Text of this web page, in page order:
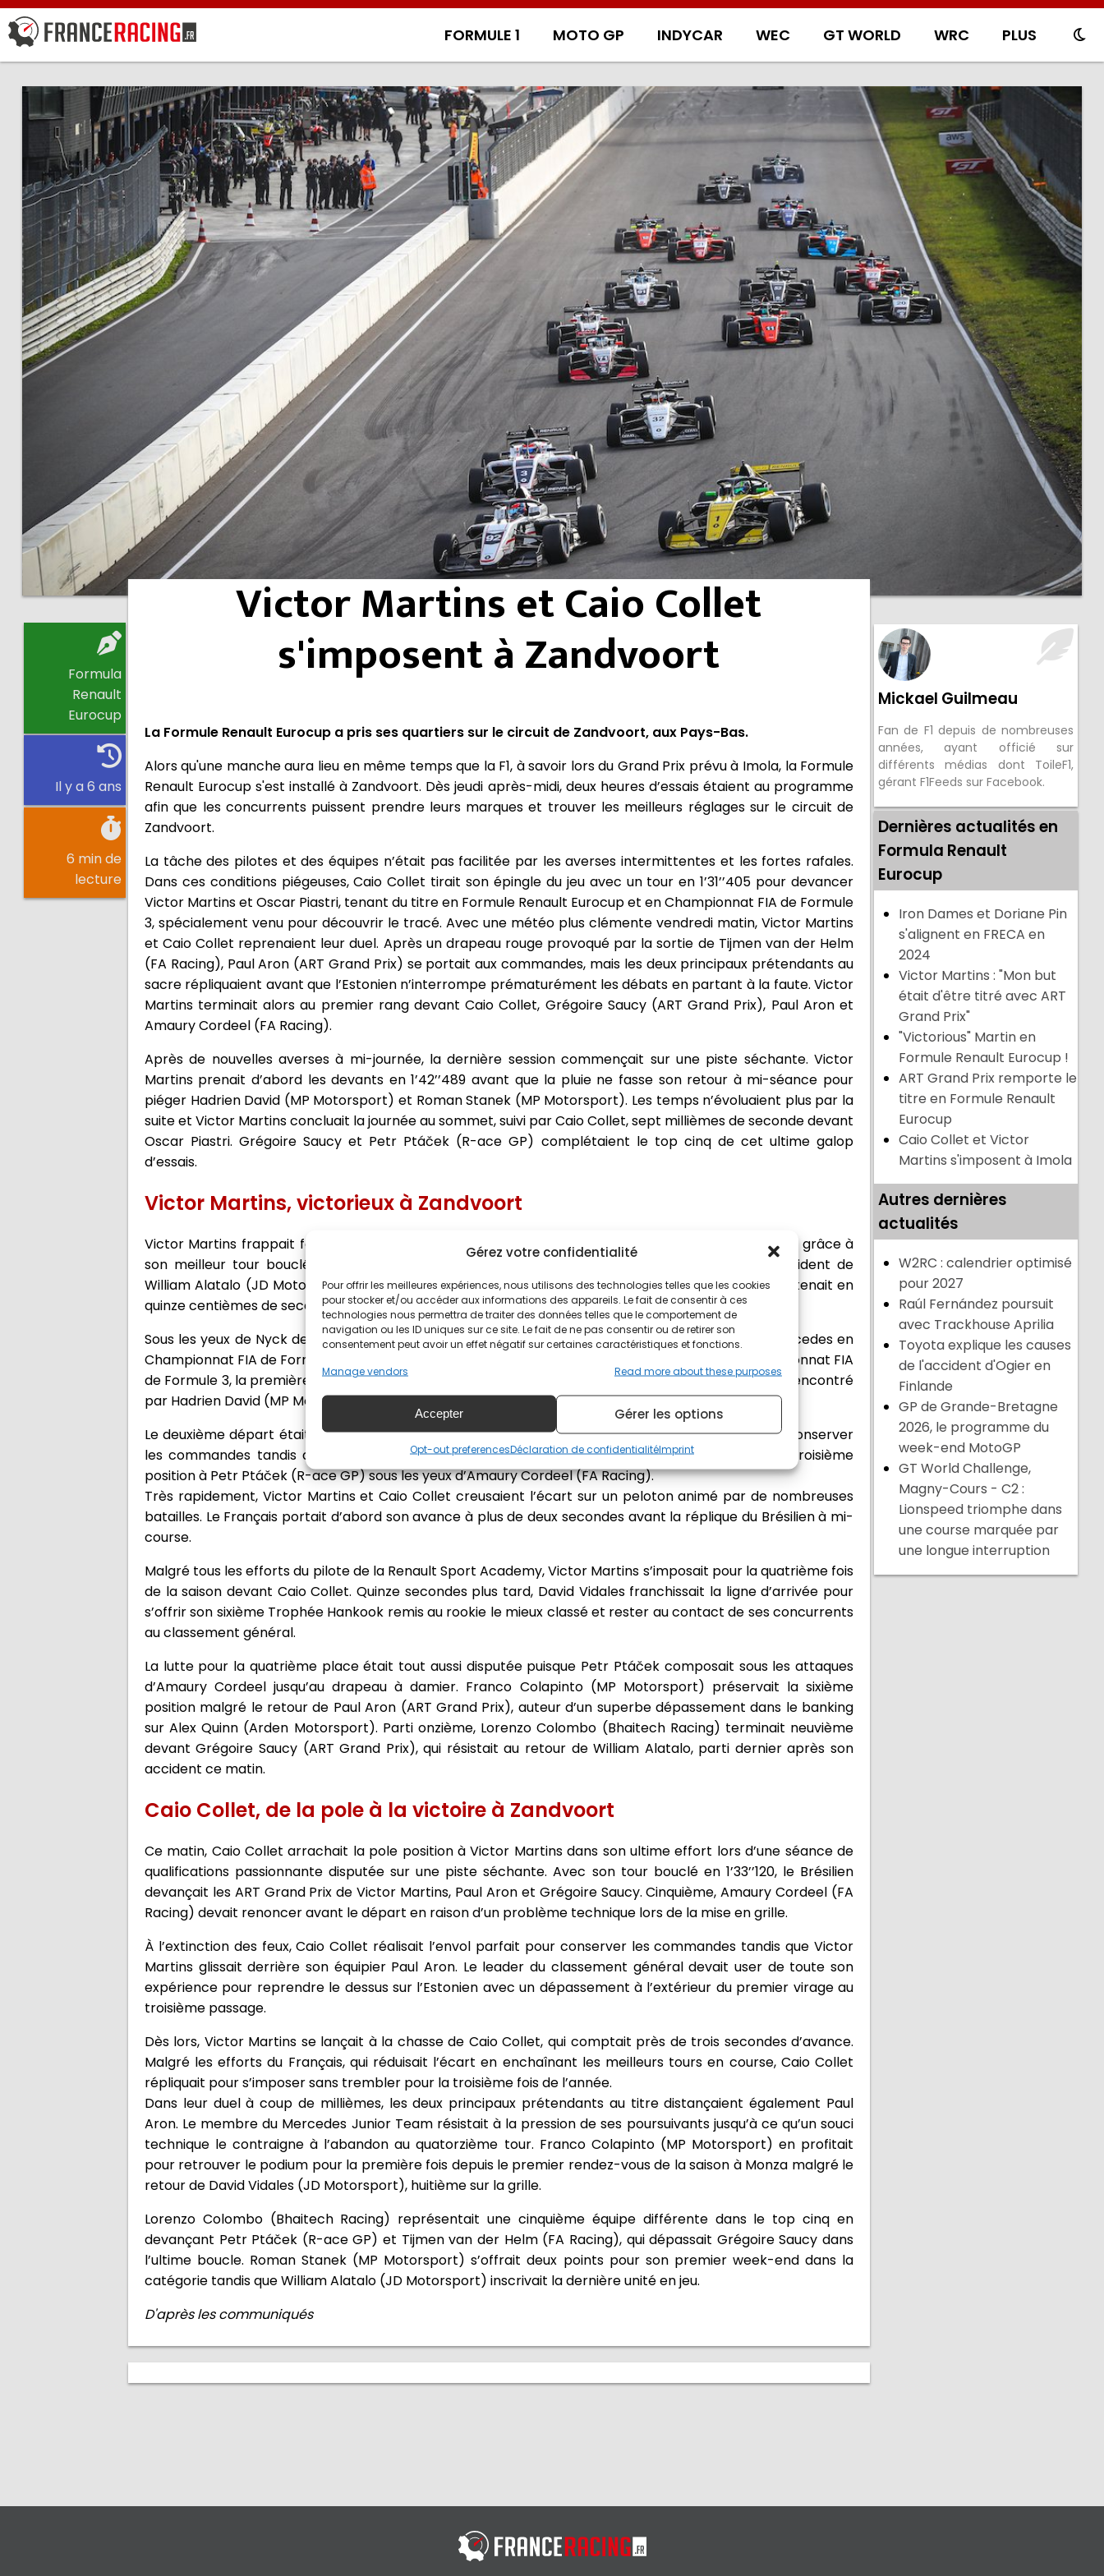
Gérez votre confidentialité
Pour offrir les meilleures expériences, nous utilisons des technologies telles que les cookies
pour stocker et/ou accéder aux informations des appareils. Le fait de consentir à ces
technologies nous permettra de traiter des données telles que le comportement de
navigation ou les ID uniques sur ce site. Le fait de ne pas consentir ou de retirer son
consentement peut avoir un effet négatif sur certaines caractéristiques et fonctions.
Manage vendors
Read more about these purposes
Accepter Gérer les options
Opt-out preferencesDéclaration de confidentialitéImprint
FORMULE 1 MOTO GP INDYCAR WEC GT WORLD WRC PLUS
Formula
Renault
Eurocup
Il y a 6 ans
6 min de
lecture
Victor Martins et Caio Collet
s'imposent à Zandvoort
La Formule Renault Eurocup a pris ses quartiers sur le circuit de Zandvoort, aux Pays-Bas.
Alors qu'une manche aura lieu en même temps que la F1, à savoir lors du Grand Prix prévu à Imola, la Formule
Renault Eurocup s'est installé à Zandvoort. Dès jeudi après-midi, deux heures d’essais étaient au programme
afin que les concurrents puissent prendre leurs marques et trouver les meilleurs réglages sur le circuit de
Zandvoort.
La tâche des pilotes et des équipes n’était pas facilitée par les averses intermittentes et les fortes rafales.
Dans ces conditions piégeuses, Caio Collet tirait son épingle du jeu avec un tour en 1’31’’405 pour devancer
Victor Martins et Oscar Piastri, tenant du titre en Formule Renault Eurocup et en Championnat FIA de Formule
3, spécialement venu pour découvrir le tracé. Avec une météo plus clémente vendredi matin, Victor Martins
et Caio Collet reprenaient leur duel. Après un drapeau rouge provoqué par la sortie de Tijmen van der Helm
(FA Racing), Paul Aron (ART Grand Prix) se portait aux commandes, mais les deux principaux prétendants au
sacre répliquaient avant que l’Estonien n’interrompe prématurément les débats en partant à la faute. Victor
Martins terminait alors au premier rang devant Caio Collet, Grégoire Saucy (ART Grand Prix), Paul Aron et
Amaury Cordeel (FA Racing).
Après de nouvelles averses à mi-journée, la dernière session commençait sur une piste séchante. Victor
Martins prenait d’abord les devants en 1’42’’489 avant que la pluie ne fasse son retour à mi-séance pour
piéger Hadrien David (MP Motorsport) et Roman Stanek (MP Motorsport). Les temps n’évoluaient plus par la
suite et Victor Martins concluait la journée au sommet, suivi par Caio Collet, sept millièmes de seconde devant
Oscar Piastri. Grégoire Saucy et Petr Ptáček (R-ace GP) complétaient le top cinq de cet ultime galop
d’essais.
Victor Martins, victorieux à Zandvoort
Victor Martins frappait fort dès les qualifications en signant sa cinquième pole position de la saison grâce à
son meilleur tour bouclé en 1’31’’215. Au terme d’une séance longuement interrompue par l’accident de
William Alatalo (JD Motorsport), Caio Collet se classait deuxième tandis que le reste du top dix se tenait en
quinze centièmes de seconde seulement.
Sous les yeux de Nyck de Vries, sacré en Formule Renault Eurocup en 2014 et désormais pilote Mercedes en
Championnat FIA de Formule E, et Oscar Piastri, tenant du titre et fraîchement couronné en Championnat FIA
de Formule 3, la première procédure de départ était avortée en raison du problème d’embrayage rencontré
par Hadrien David (MP Motorsport), cinquième sur la grille.
Le deuxième départ était le bon. À l’extinction des feux, Victor Martins résistait à Caio Collet pour conserver
les commandes tandis que David Vidales exploitait le banking du troisième virage pour ravir la troisième
position à Petr Ptáček (R-ace GP) sous les yeux d’Amaury Cordeel (FA Racing).
Très rapidement, Victor Martins et Caio Collet creusaient l’écart sur un peloton animé par de nombreuses
batailles. Le Français portait d’abord son avance à plus de deux secondes avant la réplique du Brésilien à mi-
course.
Malgré tous les efforts du pilote de la Renault Sport Academy, Victor Martins s’imposait pour la quatrième fois
de la saison devant Caio Collet. Quinze secondes plus tard, David Vidales franchissait la ligne d’arrivée pour
s’offrir son sixième Trophée Hankook remis au rookie le mieux classé et rester au contact de ses concurrents
au classement général.
La lutte pour la quatrième place était tout aussi disputée puisque Petr Ptáček composait sous les attaques
d’Amaury Cordeel jusqu’au drapeau à damier. Franco Colapinto (MP Motorsport) préservait la sixième
position malgré le retour de Paul Aron (ART Grand Prix), auteur d’un superbe dépassement dans le banking
sur Alex Quinn (Arden Motorsport). Parti onzième, Lorenzo Colombo (Bhaitech Racing) terminait neuvième
devant Grégoire Saucy (ART Grand Prix), qui résistait au retour de William Alatalo, parti dernier après son
accident ce matin.
Caio Collet, de la pole à la victoire à Zandvoort
Ce matin, Caio Collet arrachait la pole position à Victor Martins dans son ultime effort lors d’une séance de
qualifications passionnante disputée sur une piste séchante. Avec son tour bouclé en 1’33’’120, le Brésilien
devançait les ART Grand Prix de Victor Martins, Paul Aron et Grégoire Saucy. Cinquième, Amaury Cordeel (FA
Racing) devait renoncer avant le départ en raison d’un problème technique lors de la mise en grille.
À l’extinction des feux, Caio Collet réalisait l’envol parfait pour conserver les commandes tandis que Victor
Martins glissait derrière son équipier Paul Aron. Le leader du classement général devait user de toute son
expérience pour reprendre le dessus sur l’Estonien avec un dépassement à l’extérieur du premier virage au
troisième passage.
Dès lors, Victor Martins se lançait à la chasse de Caio Collet, qui comptait près de trois secondes d’avance.
Malgré les efforts du Français, qui réduisait l’écart en enchaînant les meilleurs tours en course, Caio Collet
répliquait pour s’imposer sans trembler pour la troisième fois de l’année.
Dans leur duel à coup de millièmes, les deux principaux prétendants au titre distançaient également Paul
Aron. Le membre du Mercedes Junior Team résistait à la pression de ses poursuivants jusqu’à ce qu’un souci
technique le contraigne à l’abandon au quatorzième tour. Franco Colapinto (MP Motorsport) en profitait
pour retrouver le podium pour la première fois depuis le premier rendez-vous de la saison à Monza malgré le
retour de David Vidales (JD Motorsport), huitième sur la grille.
Lorenzo Colombo (Bhaitech Racing) représentait une cinquième équipe différente dans le top cinq en
devançant Petr Ptáček (R-ace GP) et Tijmen van der Helm (FA Racing), qui dépassait Grégoire Saucy dans
l’ultime boucle. Roman Stanek (MP Motorsport) s’offrait deux points pour son premier week-end dans la
catégorie tandis que William Alatalo (JD Motorsport) inscrivait la dernière unité en jeu.
D'après les communiqués
Mickael Guilmeau
Fan de F1 depuis de nombreuses
années, ayant officié sur
différents médias dont ToileF1,
gérant F1Feeds sur Facebook.
Dernières actualités en
Formula Renault
Eurocup
Iron Dames et Doriane Pin
s'alignent en FRECA en
2024
Victor Martins : "Mon but
était d'être titré avec ART
Grand Prix"
"Victorious" Martin en
Formule Renault Eurocup !
ART Grand Prix remporte le
titre en Formule Renault
Eurocup
Caio Collet et Victor
Martins s'imposent à Imola
Autres dernières
actualités
W2RC : calendrier optimisé
pour 2027
Raúl Fernández poursuit
avec Trackhouse Aprilia
Toyota explique les causes
de l'accident d'Ogier en
Finlande
GP de Grande-Bretagne
2026, le programme du
week-end MotoGP
GT World Challenge,
Magny-Cours - C2 :
Lionspeed triomphe dans
une course marquée par
une longue interruption